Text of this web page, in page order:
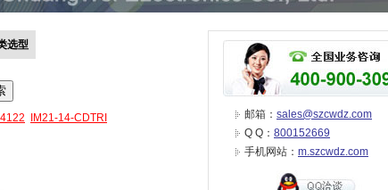
选型
IM21-14-CDTRI 邮箱： sales@szcwdz.com
Q Q： 800152669
手机网站： m.szcwdz.com